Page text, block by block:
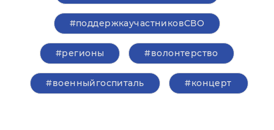
#поддержкаучастниковСВО
#регионы #волонтерство
#военныйгоспиталь #концерт